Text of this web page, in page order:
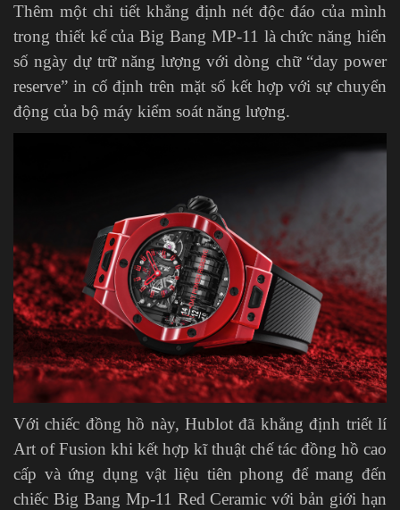
Thêm một chi tiết khẳng định nét độc đáo của mình
trong thiết kế của Big Bang MP-11 là chức năng hiển
số ngày dự trữ năng lượng với dòng chữ “day power
reserve” in cố định trên mặt số kết hợp với sự chuyển
động của bộ máy kiểm soát năng lượng.
Với chiếc đồng hồ này, Hublot đã khẳng định triết lí
Art of Fusion khi kết hợp kĩ thuật chế tác đồng hồ cao
cấp và ứng dụng vật liệu tiên phong để mang đến
chiếc Big Bang Mp-11 Red Ceramic với bản giới hạn